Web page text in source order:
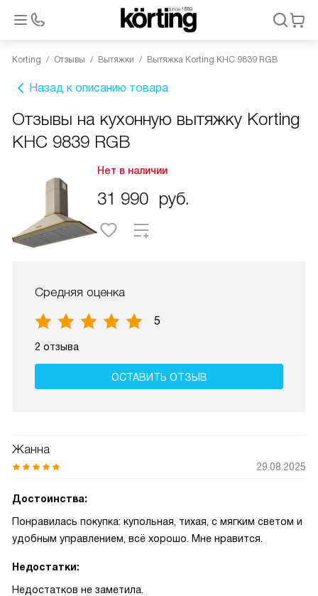
Korting Отзывы Вытяжки Вытяжка Korting KHC 9839 RGB
Назад к описанию товара
Отзывы на кухонную вытяжку Korting
KHC 9839 RGB
Нет в наличии
31 990 руб.
Средняя оценка
5
2 отзыва
ОСТАВИТЬ ОТЗЫВ
Жанна
29.08.2025
Достоинства:
Понравилась покупка: купольная, тихая, с мягким светом и
удобным управлением, всё хорошо. Мне нравится.
Недостатки:
Недостатков не заметила.